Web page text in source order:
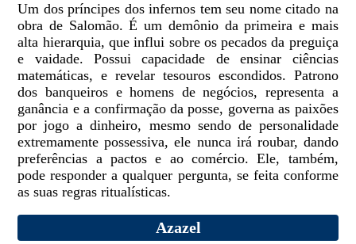
Um dos príncipes dos infernos tem seu nome citado na
obra de Salomão. É um demônio da primeira e mais
alta hierarquia, que influi sobre os pecados da preguiça
e vaidade. Possui capacidade de ensinar ciências
matemáticas, e revelar tesouros escondidos. Patrono
dos banqueiros e homens de negócios, representa a
ganância e a confirmação da posse, governa as paixões
por jogo a dinheiro, mesmo sendo de personalidade
extremamente possessiva, ele nunca irá roubar, dando
preferências a pactos e ao comércio. Ele, também,
pode responder a qualquer pergunta, se feita conforme
as suas regras ritualísticas.
Azazel